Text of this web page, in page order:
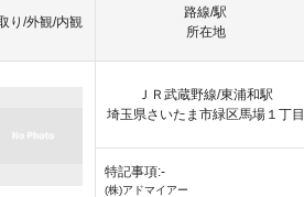
り/外観/内観
路線/駅
所在地
ＪＲ武蔵野線/東浦和駅
埼玉県さいたま市緑区馬場１丁目
特記事項:-
(株)アドマイアー